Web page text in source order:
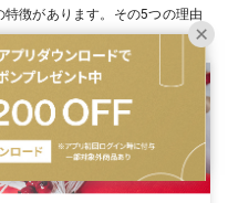
徴があります。その5つの理由